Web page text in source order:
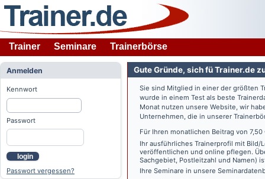
Trainer Seminare Trainerbörse
Anmelden
Kennwort
Passwort
login
Passwort vergessen?
Gute Gründe, sich fü Trainer.de
Sie sind Mitglied in einer der größten
wurde in einem Test als beste
Monat nutzen unsere Website, wir
Unternehmen, die in unserer
Für Ihren monatlichen Beitrag von
Ihr ausführliches Trainerprofil mit
veröffentlichen und online pflegen.
Sachgebiet, Postleitzahl und Namen)
Ihre Seminare in unsere